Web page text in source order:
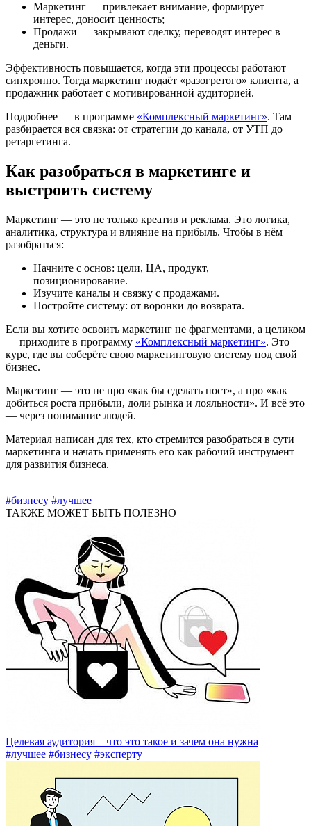
Маркетинг — привлекает внимание, формирует
интерес, доносит ценность;
Продажи — закрывают сделку, переводят интерес в
деньги.
Эффективность повышается, когда эти процессы работают
синхронно. Тогда маркетинг подаёт «разогретого» клиента, а
продажник работает с мотивированной аудиторией.
Подробнее — в программе «Комплексный маркетинг». Там
разбирается вся связка: от стратегии до канала, от УТП до
ретаргетинга.
Как разобраться в маркетинге и
выстроить систему
Маркетинг — это не только креатив и реклама. Это логика,
аналитика, структура и влияние на прибыль. Чтобы в нём
разобраться:
Начните с основ: цели, ЦА, продукт,
позиционирование.
Изучите каналы и связку с продажами.
Постройте систему: от воронки до возврата.
Если вы хотите освоить маркетинг не фрагментами, а целиком
— приходите в программу «Комплексный маркетинг». Это
курс, где вы соберёте свою маркетинговую систему под свой
бизнес.
Маркетинг — это не про «как бы сделать пост», а про «как
добиться роста прибыли, доли рынка и лояльности». И всё это
— через понимание людей.
Материал написан для тех, кто стремится разобраться в сути
маркетинга и начать применять его как рабочий инструмент
для развития бизнеса.
#бизнесу #лучшее
ТАКЖЕ МОЖЕТ БЫТЬ ПОЛЕЗНО
Целевая аудитория – что это такое и зачем она нужна
#лучшее #бизнесу #эксперту